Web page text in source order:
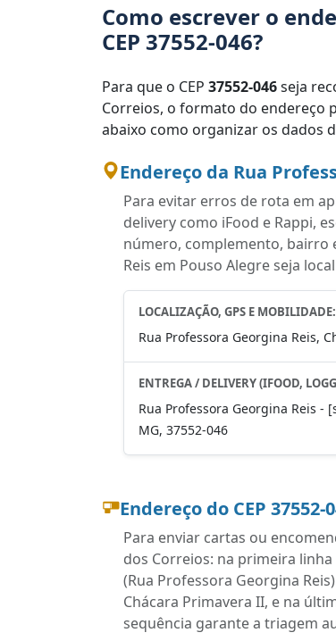
Como escrever o
CEP 37552-046?
Para que o CEP 37552-046seja
Correios, o formato do endereço
abaixo como organizar os dados
Endereço da Rua
Para evitar erros de rota em
delivery como iFood e Rappi,
número, complemento, bairro
Reis em Pouso Alegre seja
LOCALIZAÇÃO, GPS E MOBILIDADE:
Rua Professora Georgina Reis,
ENTREGA / DELIVERY (IFOOD,
Rua Professora Georgina Reis -
MG, 37552-046
Endereço do CEP
Para enviar cartas ou
dos Correios: na primeira
(Rua Professora Georgina
Chácara Primavera II, e na
sequência garante a triagem